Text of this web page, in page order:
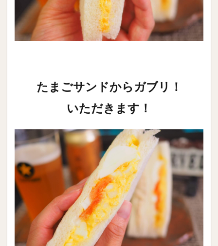
たまごサンドからガブリ！
いただきます！